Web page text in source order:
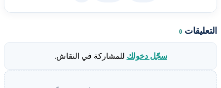
التعليقات 0
سجّل دخولك للمشاركة في النقاش.